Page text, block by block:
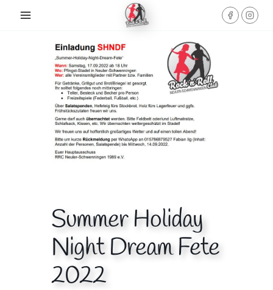
Summer Holiday
Night Dream Fete
2022